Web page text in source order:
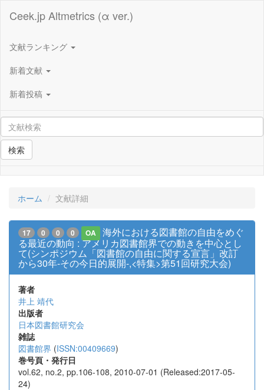
Ceek.jp Altmetrics (α ver.)
文献ランキング
新着文献
新着投稿
検索
ホーム 文献詳細
17 0 0 0 OA
海外における図書館の自由をめぐ
る最近の動向 : アメリカ図書館界での動きを中心とし
て(シンポジウム「図書館の自由に関する宣言」改訂
から30年-その今日的展開-,<特集>第51回研究大会)
著者
井上 靖代
出版者
日本図書館研究会
雑誌
図書館界 (ISSN:00409669)
巻号頁・発行日
vol.62, no.2, pp.106-108, 2010-07-01 (Released:2017-05-
24)